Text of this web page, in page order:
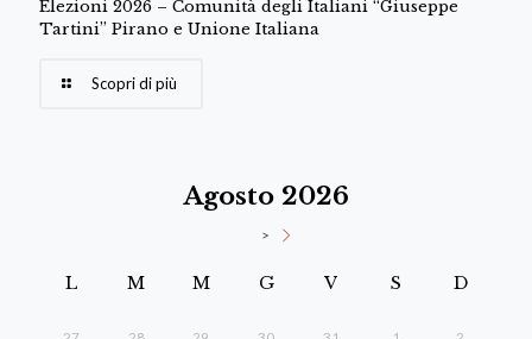
Elezioni 2026 – Comunità degli Italiani “Giuseppe
Tartini” Pirano e Unione Italiana
Scopri di più
Agosto 2026
>
L M M G V S D